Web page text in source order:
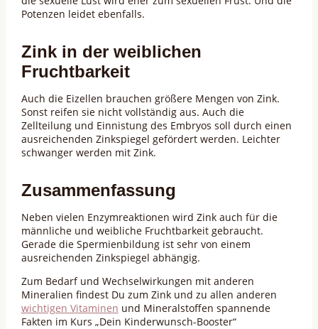
Potenzen leidet ebenfalls.
Zink in der weiblichen
Fruchtbarkeit
Auch die Eizellen brauchen größere Mengen von Zink.
Sonst reifen sie nicht vollständig aus. Auch die
Zellteilung und Einnistung des Embryos soll durch einen
ausreichenden Zinkspiegel gefördert werden. Leichter
schwanger werden mit Zink.
Zusammenfassung
Neben vielen Enzymreaktionen wird Zink auch für die
männliche und weibliche Fruchtbarkeit gebraucht.
Gerade die Spermienbildung ist sehr von einem
ausreichenden Zinkspiegel abhängig.
Zum Bedarf und Wechselwirkungen mit anderen
Mineralien findest Du zum Zink und zu allen anderen
wichtigen Vitaminen und Mineralstoffen spannende
Fakten im Kurs „Dein Kinderwunsch-Booster“